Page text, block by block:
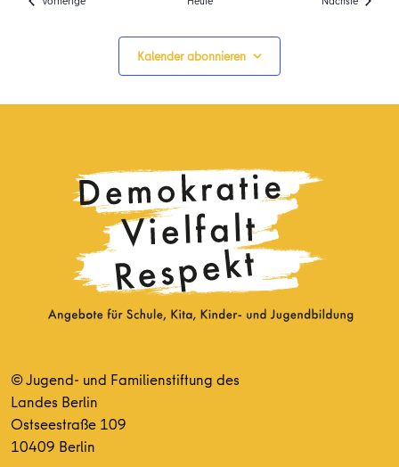
Kalender abonnieren
© Jugend- und Familienstiftung des
Landes Berlin
Ostseestraße 109
10409 Berlin